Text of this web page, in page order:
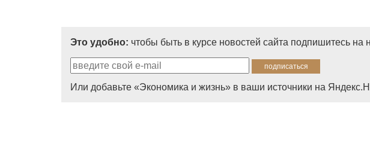
Это удобно: чтобы быть в курсе новостей сайта подпишитесь на
Или добавьте «Экономика и жизнь» в ваши источники на